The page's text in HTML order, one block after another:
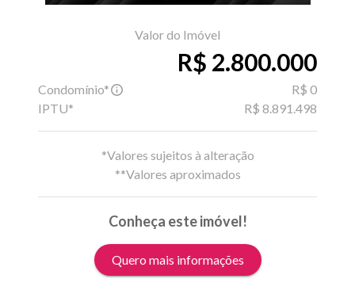
Valor do Imóvel
R$ 2.800.000
Condomínio*
R$ 0
IPTU*
R$ 8.891.498
*Valores sujeitos à alteração
**Valores aproximados
Conheça este imóvel!
Quero mais informações